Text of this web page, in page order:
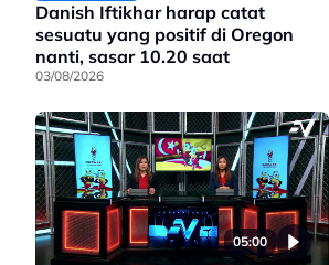
Danish Iftikhar harap catat
sesuatu yang positif di Oregon
nanti, sasar 10.20 saat
03/08/2026
05:00